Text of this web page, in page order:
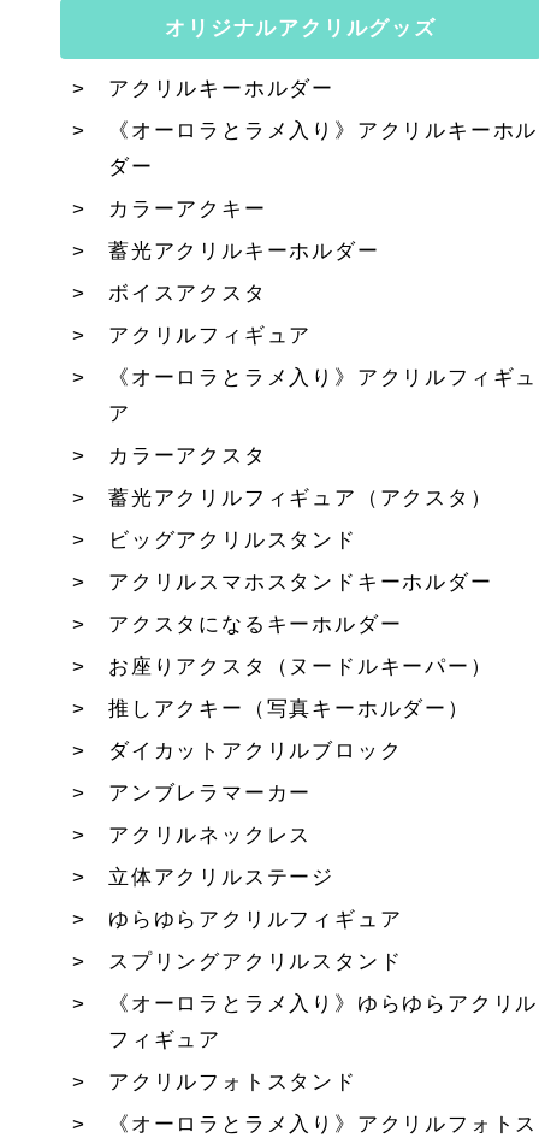
オリジナルアクリルグッズ
アクリルキーホルダー
《オーロラとラメ入り》アクリルキーホル
ダー
カラーアクキー
蓄光アクリルキーホルダー
ボイスアクスタ
アクリルフィギュア
《オーロラとラメ入り》アクリルフィギュ
ア
カラーアクスタ
蓄光アクリルフィギュア（アクスタ）
ビッグアクリルスタンド
アクリルスマホスタンドキーホルダー
アクスタになるキーホルダー
お座りアクスタ（ヌードルキーパー）
推しアクキー（写真キーホルダー）
ダイカットアクリルブロック
アンブレラマーカー
アクリルネックレス
立体アクリルステージ
ゆらゆらアクリルフィギュア
スプリングアクリルスタンド
《オーロラとラメ入り》ゆらゆらアクリル
フィギュア
アクリルフォトスタンド
《オーロラとラメ入り》アクリルフォトス